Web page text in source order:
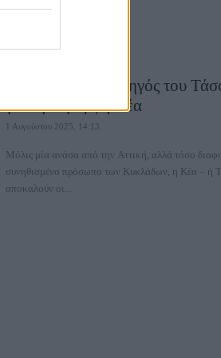
O ταξιδιωτικός οδηγός του
για την όμορφη Κέα
1 Αυγούστου 2025, 14:13
Μόλις μία ανάσα από την Αττική, αλλά τόσο
συνηθισμένο πρόσωπο των Κυκλάδων, η Κέα – ή
αποκαλούν οι...